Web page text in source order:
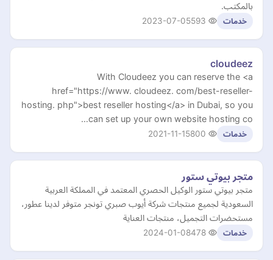
بالمكتب.
خدمات 2023-07-05
cloudeez
With Cloudeez you can reserve the <a
href="https://www. cloudeez. com/best-reseller-
hosting. php">best reseller hosting</a> in Dubai, so you
can set up your own website hosting co…
خدمات 2021-11-15
متجر بيوتي ستور
متجر بيوتي ستور الوكيل الحصري المعتمد في المملكة العربية
السعودية لجميع منتجات شركة أيوب صبري تونجر متوفر لدينا عطور،
مستحضرات التجميل، منتجات العناية
خدمات 2024-01-08